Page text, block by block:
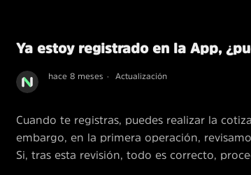
Ya estoy registrado en la App,
hace 8 meses Actualización
Cuando te registras, puedes realizar la
embargo, en la primera operación,
Si, tras esta revisión, todo es correcto,